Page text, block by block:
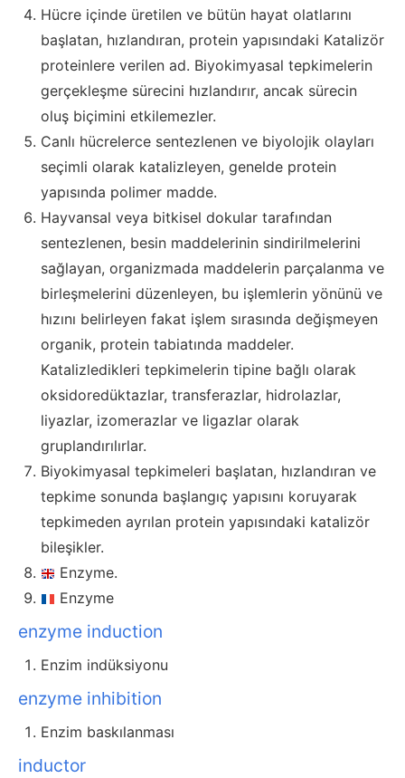
Hücre içinde üretilen ve bütün hayat olatlarını
başlatan, hızlandıran, protein yapısındaki Katalizör
proteinlere verilen ad. Biyokimyasal tepkimelerin
gerçekleşme sürecini hızlandırır, ancak sürecin
oluş biçimini etkilemezler.
Canlı hücrelerce sentezlenen ve biyolojik olayları
seçimli olarak katalizleyen, genelde protein
yapısında polimer madde.
Hayvansal veya bitkisel dokular tarafından
sentezlenen, besin maddelerinin sindirilmelerini
sağlayan, organizmada maddelerin parçalanma ve
birleşmelerini düzenleyen, bu işlemlerin yönünü ve
hızını belirleyen fakat işlem sırasında değişmeyen
organik, protein tabiatında maddeler.
Katalizledikleri tepkimelerin tipine bağlı olarak
oksidoredüktazlar, transferazlar, hidrolazlar,
liyazlar, izomerazlar ve ligazlar olarak
gruplandırılırlar.
Biyokimyasal tepkimeleri başlatan, hızlandıran ve
tepkime sonunda başlangıç yapısını koruyarak
tepkimeden ayrılan protein yapısındaki katalizör
bileşikler.
Enzyme.
Enzyme
enzyme induction
Enzim indüksiyonu
enzyme inhibition
Enzim baskılanması
inductor